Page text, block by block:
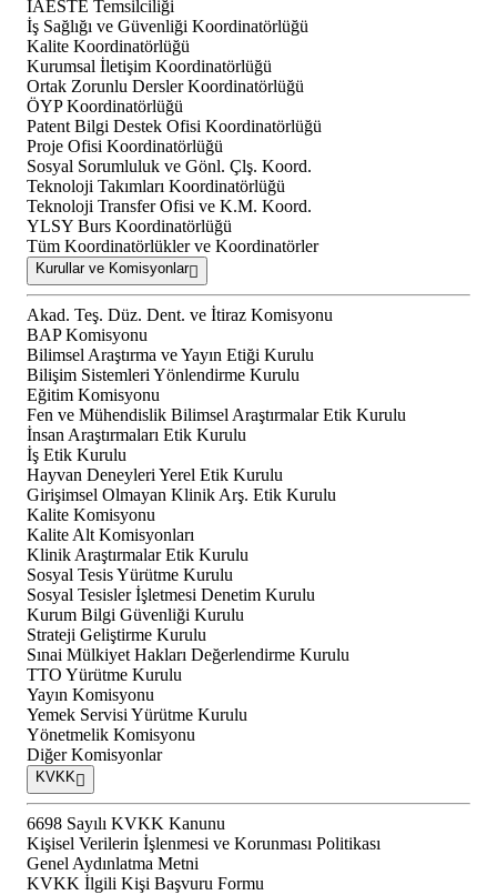
IAESTE Temsilciliği
İş Sağlığı ve Güvenliği Koordinatörlüğü
Kalite Koordinatörlüğü
Kurumsal İletişim Koordinatörlüğü
Ortak Zorunlu Dersler Koordinatörlüğü
ÖYP Koordinatörlüğü
Patent Bilgi Destek Ofisi Koordinatörlüğü
Proje Ofisi Koordinatörlüğü
Sosyal Sorumluluk ve Gönl. Çlş. Koord.
Teknoloji Takımları Koordinatörlüğü
Teknoloji Transfer Ofisi ve K.M. Koord.
YLSY Burs Koordinatörlüğü
Tüm Koordinatörlükler ve Koordinatörler
Kurullar ve Komisyonlar
Akad. Teş. Düz. Dent. ve İtiraz Komisyonu
BAP Komisyonu
Bilimsel Araştırma ve Yayın Etiği Kurulu
Bilişim Sistemleri Yönlendirme Kurulu
Eğitim Komisyonu
Fen ve Mühendislik Bilimsel Araştırmalar Etik Kurulu
İnsan Araştırmaları Etik Kurulu
İş Etik Kurulu
Hayvan Deneyleri Yerel Etik Kurulu
Girişimsel Olmayan Klinik Arş. Etik Kurulu
Kalite Komisyonu
Kalite Alt Komisyonları
Klinik Araştırmalar Etik Kurulu
Sosyal Tesis Yürütme Kurulu
Sosyal Tesisler İşletmesi Denetim Kurulu
Kurum Bilgi Güvenliği Kurulu
Strateji Geliştirme Kurulu
Sınai Mülkiyet Hakları Değerlendirme Kurulu
TTO Yürütme Kurulu
Yayın Komisyonu
Yemek Servisi Yürütme Kurulu
Yönetmelik Komisyonu
Diğer Komisyonlar
KVKK
6698 Sayılı KVKK Kanunu
Kişisel Verilerin İşlenmesi ve Korunması Politikası
Genel Aydınlatma Metni
KVKK İlgili Kişi Başvuru Formu